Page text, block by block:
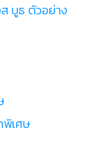
ส บูธ ตัวอย่าง
พิเศษ